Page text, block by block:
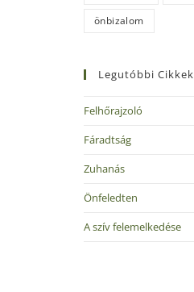
önbizalom
Legutóbbi Cikkek
Felhőrajzoló
Fáradtság
Zuhanás
Önfeledten
A szív felemelkedése